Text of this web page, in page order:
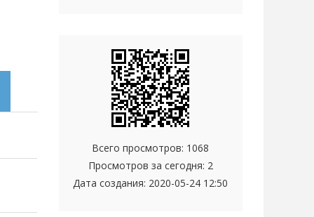
Всего просмотров: 1068
Просмотров за сегодня: 2
Дата создания: 2020-05-24 12:50